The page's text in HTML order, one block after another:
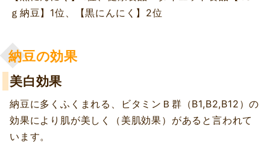
ｇ納豆】1位、【黒にんにく】2位
納豆の効果
美白効果
納豆に多くふくまれる、ビタミンＢ群（B1,B2,B12）の
効果により肌が美しく（美肌効果）があると言われて
います。